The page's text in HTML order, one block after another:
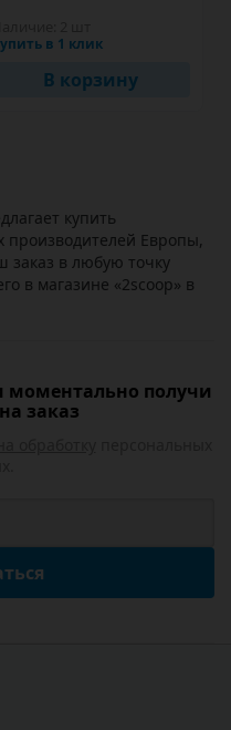
в 1 клик
В корзину
купить
Европы,
в любую точку
в магазине «2scoop» в
моментально получи
заказ